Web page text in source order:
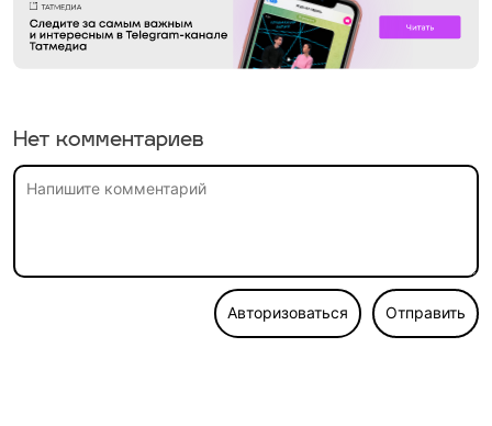
Нет комментариев
Авторизоваться Отправить